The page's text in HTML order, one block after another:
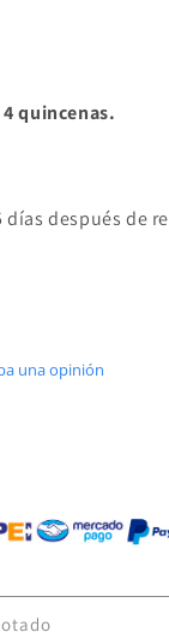
4 quincenas.
días después de
una opinión